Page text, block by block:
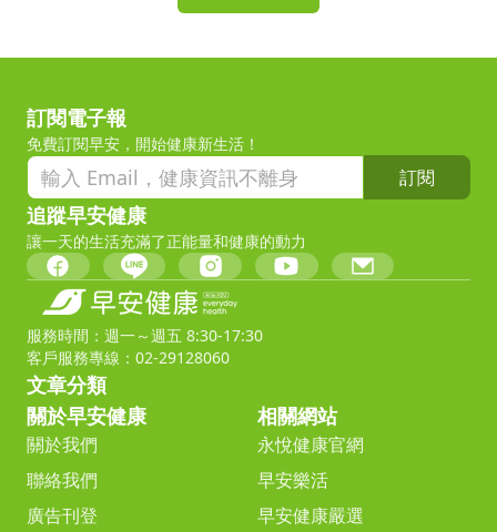
訂閱電子報
免費訂閱早安，開始健康新生活！
訂閱
追蹤早安健康
讓一天的生活充滿了正能量和健康的動力
服務時間：週一～週五 8:30-17:30
客戶服務專線：02-29128060
文章分類
關於早安健康
關於我們
聯絡我們
廣告刊登
相關網站
永悅健康官網
早安樂活
早安健康嚴選